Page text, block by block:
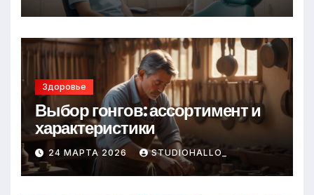
Здоровье
Выбор гонгов: ассортимент и
характеристики
24 МАРТА 2026 STUDIOHALLO_